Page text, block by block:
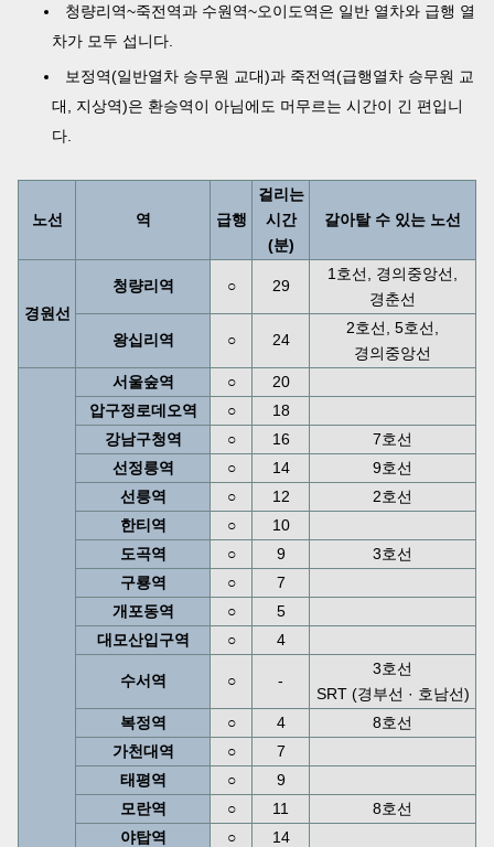
청량리역~죽전역과 수원역~오이도역은 일반 열차와 급행 열
차가 모두 섭니다.
보정역(일반열차 승무원 교대)과 죽전역(급행열차 승무원 교
대, 지상역)은 환승역이 아님에도 머무르는 시간이 긴 편입니
다.
노선 역 급행
걸리는
시간
(분)
갈아탈 수 있는 노선
경원선
청량리역 ○ 29
1호선, 경의중앙선,
경춘선
왕십리역 ○ 24
2호선, 5호선,
경의중앙선
서울숲역
○
20
압구정로데오역
○
18
강남구청역
○ 16
7호선
선정릉역
○ 14
9호선
선릉역
○ 12
2호선
한티역
○
10
도곡역
○ 9
3호선
구룡역
○
7
개포동역
○
5
대모산입구역
○ 4
수서역 ○ -
3호선
SRT (경부선 · 호남선)
복정역
○ 4
8호선
가천대역
○
7
태평역
○
9
모란역
○ 11
8호선
야탑역
○ 14